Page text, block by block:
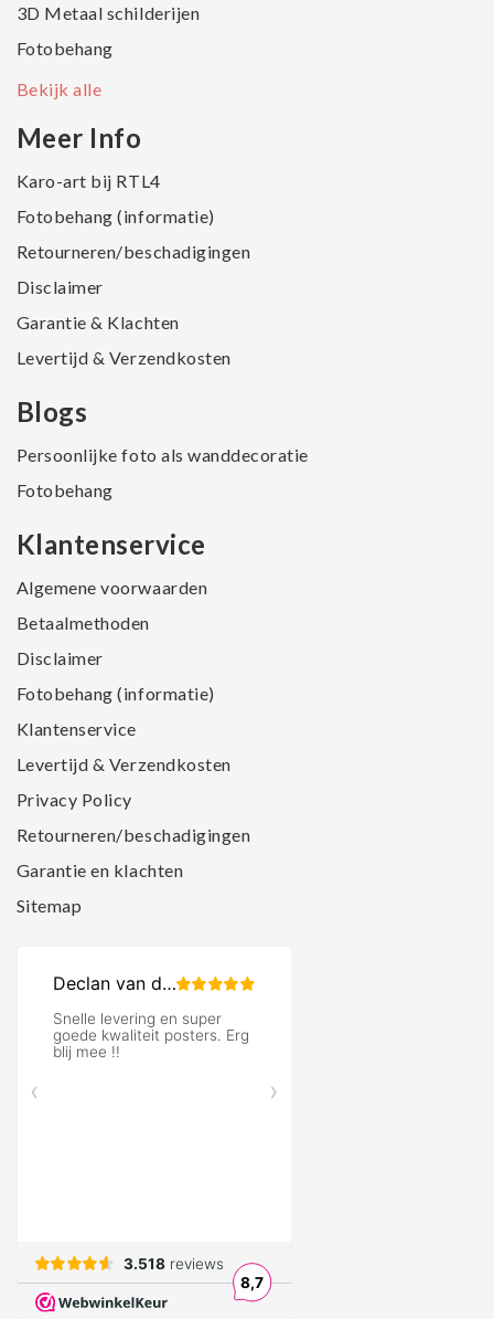
3D Metaal schilderijen
Fotobehang
Bekijk alle
Meer Info
Karo-art bij RTL4
Fotobehang (informatie)
Retourneren/beschadigingen
Disclaimer
Garantie & Klachten
Levertijd & Verzendkosten
Blogs
Persoonlijke foto als wanddecoratie
Fotobehang
Klantenservice
Algemene voorwaarden
Betaalmethoden
Disclaimer
Fotobehang (informatie)
Klantenservice
Levertijd & Verzendkosten
Privacy Policy
Retourneren/beschadigingen
Garantie en klachten
Sitemap